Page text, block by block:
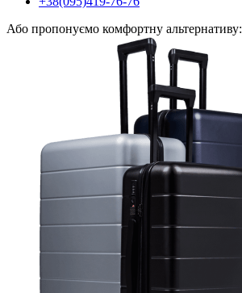
Або пропонуємо комфортну альтернативу: